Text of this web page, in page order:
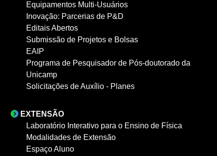
Equipamentos Multi-Usuários
Inovação: Parcerias de P&D
Editais Abertos
Submissão de Projetos e Bolsas
EAIP
Programa de Pesquisador de Pós-doutorado da
Unicamp
Solicitações de Auxílio - Planes
EXTENSÃO
Laboratório Interativo para o Ensino de Física
Modalidades de Extensão
Espaço Aluno